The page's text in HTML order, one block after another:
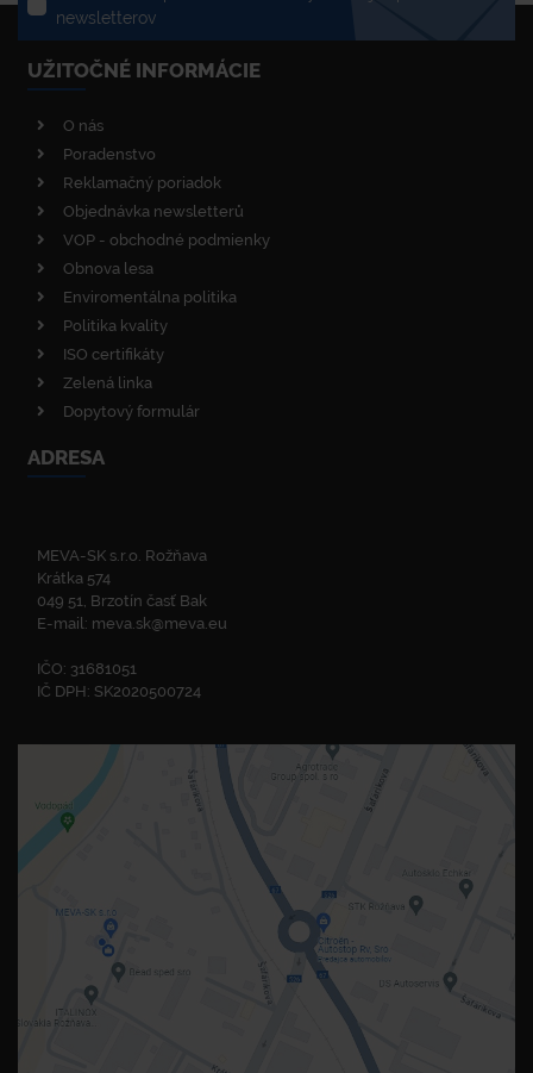
newsletterov
UŽITOČNÉ INFORMÁCIE
O nás
Poradenstvo
Reklamačný poriadok
Objednávka newsletterů
VOP - obchodné podmienky
Obnova lesa
Enviromentálna politika
Politika kvality
ISO certifikáty
Zelená linka
Dopytový formulár
ADRESA
MEVA-SK s.r.o. Rožňava
Krátka 574
049 51, Brzotín časť Bak
E-mail: meva.sk@meva.eu
IČO: 31681051
IČ DPH: SK2020500724